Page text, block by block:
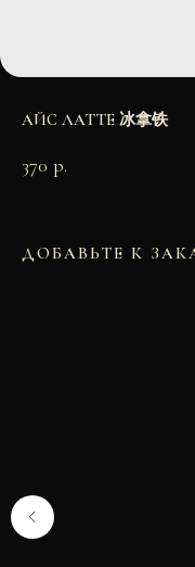
АЙС ЛАТТЕ 冰拿铁
370 р.
ДОБАВЬТЕ К